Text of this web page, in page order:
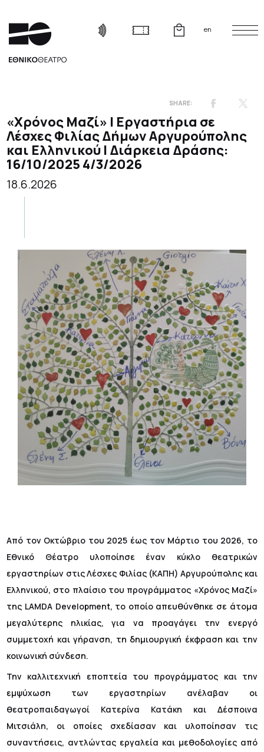
en
«Χρόνος Μαζί» | Εργαστήρια σε
Λέσχες Φιλίας Δήμων Αργυρούπολης
και Ελληνικού | Διάρκεια Δράσης:
16/10/2025 4/3/2026
18.6.2026
Από τον Οκτώβριο του 2025 έως τον Μάρτιο του 2026, το
Εθνικό Θέατρο υλοποίησε έναν κύκλο θεατρικών
εργαστηρίων στις Λέσχες Φιλίας (ΚΑΠΗ) Αργυρούπολης και
Ελληνικού, στο πλαίσιο του προγράμματος «Χρόνος Μαζί»
της LAMDA Development, το οποίο απευθύνθηκε σε άτομα
μεγαλύτερης ηλικίας, για να προαγάγει την ενεργό
συμμετοχή και γήρανση, τη δημιουργική έκφραση και την
κοινωνική σύνδεση.
Την καλλιτεχνική εποπτεία του προγράμματος και την
εμψύχωση των εργαστηρίων ανέλαβαν οι
θεατροπαιδαγωγοί Κατερίνα Κατάκη και Δέσποινα
Μιτσιάλη, οι οποίες σχεδίασαν και υλοποίησαν τις
συναντήσεις, αντλώντας εργαλεία και μεθοδολογίες από